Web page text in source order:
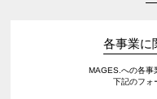
各事業に
MAGES.への各事
下記のフォ